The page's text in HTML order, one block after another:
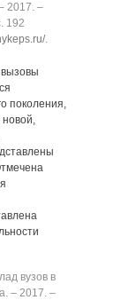
2017. ‒
192
.
вызовы
поколения,
вузов в
‒ 2017. ‒